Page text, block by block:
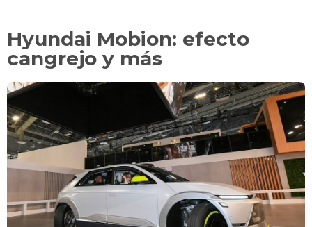
Hyundai Mobion: efecto
cangrejo y más